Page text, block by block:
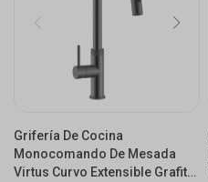
Grifería De Cocina
Monocomando De Mesada
Virtus Curvo Extensible Grafito